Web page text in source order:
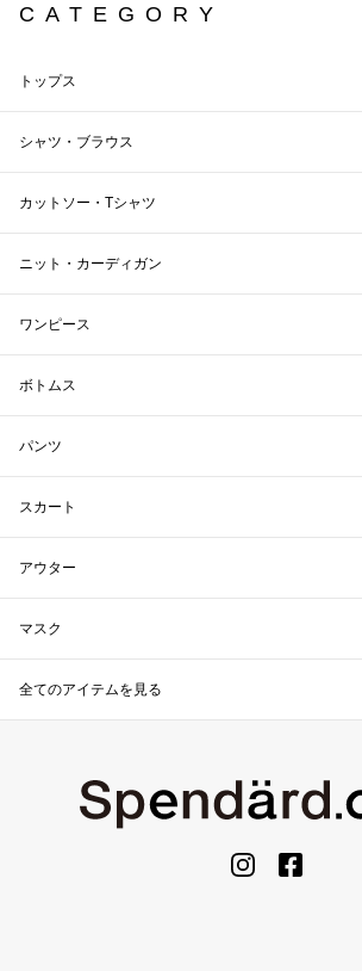
CATEGORY
トップス
シャツ・ブラウス
カットソー・Tシャツ
ニット・カーディガン
ワンピース
ボトムス
パンツ
スカート
アウター
マスク
全てのアイテムを見る